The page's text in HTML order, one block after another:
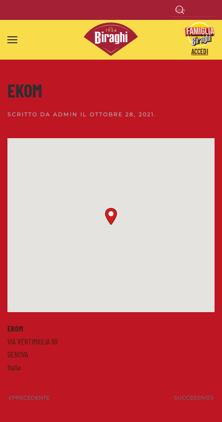
Skip to main content
ACCEDI
EKOM
SCRITTO DA ADMIN IL OTTOBRE 28, 2021 .
EKOM
VIA VENTIMIGLIA 99
GENOVA
Italia
PRECEDENTE SUCCESSIVO